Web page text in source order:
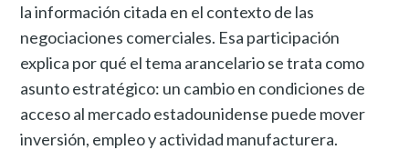
la información citada en el contexto de las
negociaciones comerciales. Esa participación
explica por qué el tema arancelario se trata como
asunto estratégico: un cambio en condiciones de
acceso al mercado estadounidense puede mover
inversión, empleo y actividad manufacturera.